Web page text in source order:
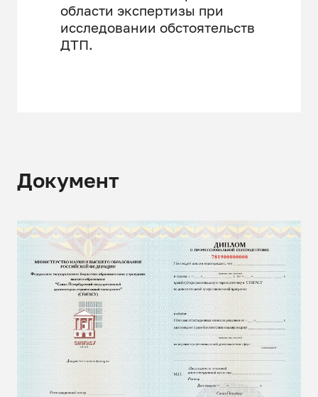
области экспертизы при
исследовании обстоятельств
ДТП.
Документ